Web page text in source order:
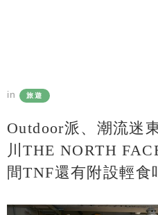
in 旅遊
Outdoor派、潮流迷
川THE NORTH
間TNF還有附設輕食